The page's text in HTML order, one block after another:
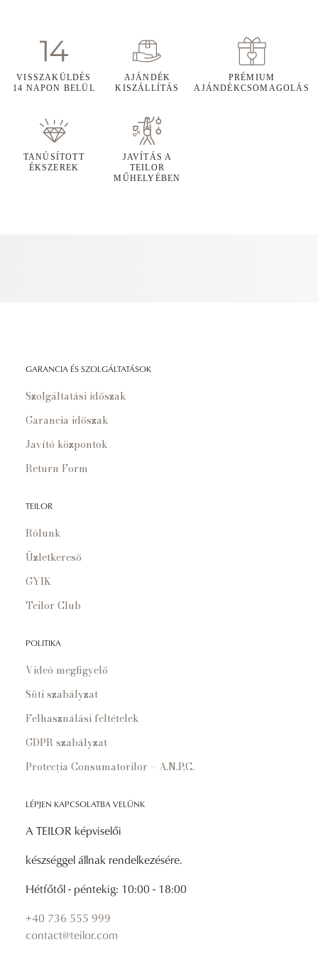
VISSZAKÜLDÉS
14 NAPON BELÜL
AJÁNDÉK
KISZÁLLÍTÁS
PRÉMIUM
AJÁNDÉKCSOMAGOLÁS
TANÚSÍTOTT
ÉKSZEREK
JAVÍTÁS A
TEILOR
MŰHELYÉBEN
GARANCIA ÉS SZOLGÁLTATÁSOK
Szolgáltatási időszak
Garancia időszak
Javító központok
Return Form
TEILOR
Rólunk
Üzletkereső
GYIK
Teilor Club
POLITIKA
Videó megfigyelő
Süti szabályzat
Felhasználási feltételek
GDPR szabályzat
Protecția Consumatorilor – A.N.P.C.
LÉPJEN KAPCSOLATBA VELÜNK
A TEILOR képviselői
készséggel állnak rendelkezésére.
Hétfőtől - péntekig: 10:00 - 18:00
+40 736 555 999
contact@teilor.com